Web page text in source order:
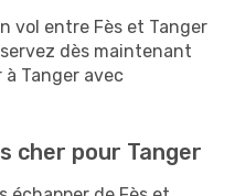
vol entre Fès et Tanger
dès maintenant
Tanger avec
cher pour Tanger